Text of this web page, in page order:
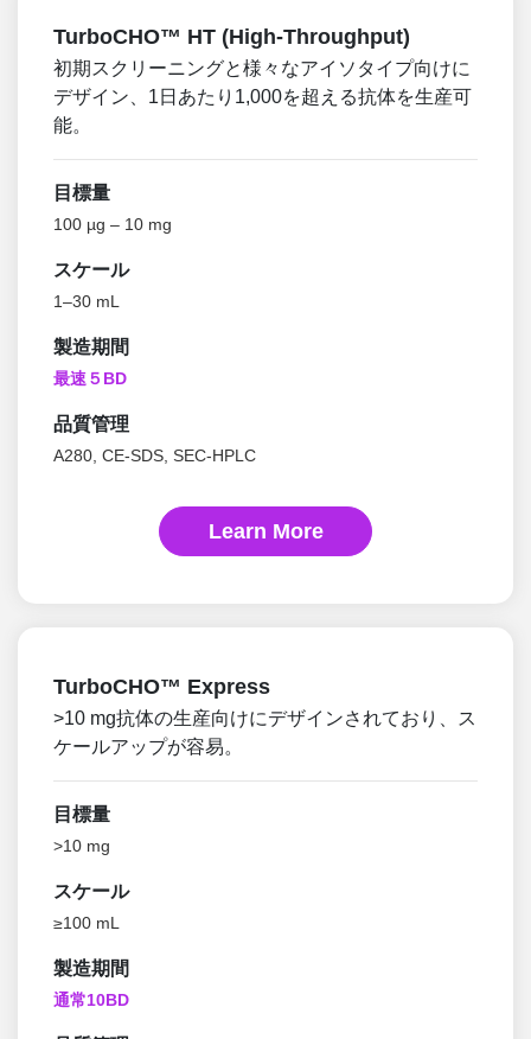
TurboCHO™ HT (High-Throughput)
初期スクリーニングと様々なアイソタイプ向けに
デザイン、1日あたり1,000を超える抗体を生産可
能。
目標量
100 µg – 10 mg
スケール
1–30 mL
製造期間
最速５BD
品質管理
A280, CE-SDS, SEC-HPLC
Learn More
TurboCHO™ Express
>10 mg抗体の生産向けにデザインされており、ス
ケールアップが容易。
目標量
>10 mg
スケール
≥100 mL
製造期間
通常10BD